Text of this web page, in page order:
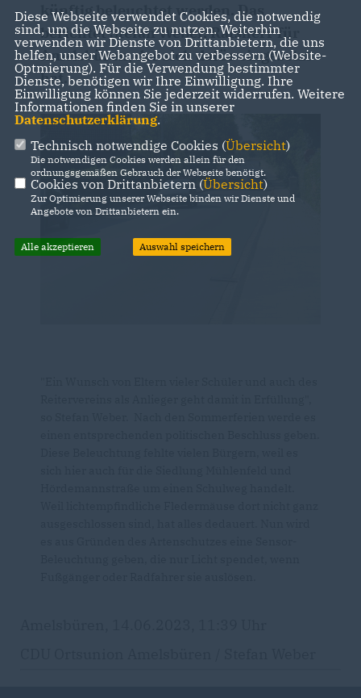
künftig beleuchtet werden. Das
berichtet Stefan Weber, Ratsherr für
Amelsbüren, der sich dafür eingesetzt
hat.
Diese Webseite verwendet Cookies, die notwendig
sind, um die Webseite zu nutzen. Weiterhin
verwenden wir Dienste von Drittanbietern, die uns
helfen, unser Webangebot zu verbessern (Website-
Optmierung). Für die Verwendung bestimmter
Dienste, benötigen wir Ihre Einwilligung. Ihre
Einwilligung können Sie jederzeit widerrufen. Weitere
Informationen finden Sie in unserer
Datenschutzerklärung.
Technisch notwendige Cookies (Übersicht)
Die notwendigen Cookies werden allein für den
ordnungsgemäßen Gebrauch der Webseite benötigt.
Cookies von Drittanbietern (Übersicht)
Zur Optimierung unserer Webseite binden wir Dienste und
Angebote von Drittanbietern ein.
Alle akzeptieren Auswahl speichern